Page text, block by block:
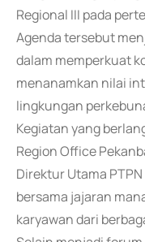
Regional III pada
Agenda tersebut
dalam memperkuat
menanamkan nilai
lingkungan
Kegiatan yang
Region Office
Direktur Utama
bersama jajaran
karyawan dari